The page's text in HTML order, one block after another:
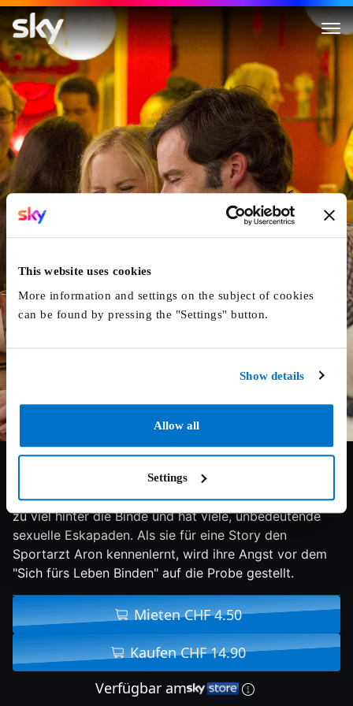
This website uses cookies
More information and settings on the subject of cookies
can be found by pressing the "Settings" button.
Show details
Allow all
Settings
Dating Queen
5.8/10 2015 125 min Komödie
Amy ist eine erfolgreiche Journalistin, kippt oft einen
zu viel hinter die Binde und hat viele, unbedeutende
sexuelle Eskapaden. Als sie für eine Story den
Sportarzt Aron kennenlernt, wird ihre Angst vor dem
"Sich fürs Leben Binden" auf die Probe gestellt.
Mieten CHF 4.50
Kaufen CHF 14.90
Verfügbar am